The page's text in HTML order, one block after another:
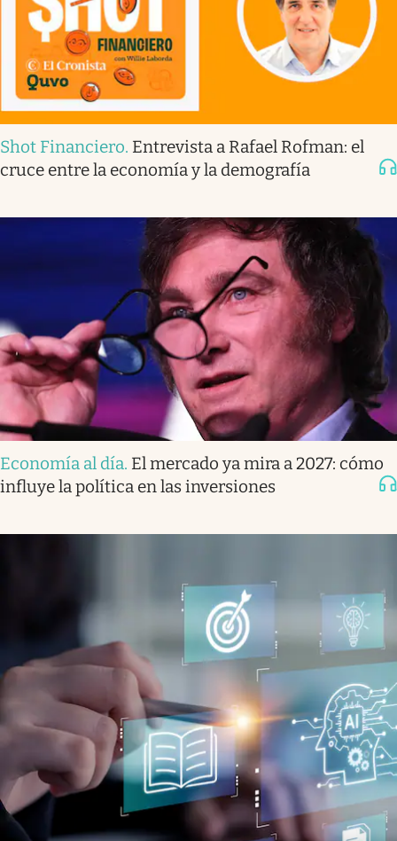
Shot Financiero. Entrevista a Rafael Rofman: el
cruce entre la economía y la demografía
Economía al día. El mercado ya mira a 2027: cómo
influye la política en las inversiones